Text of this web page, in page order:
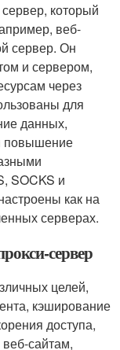
который
веб-
сервер. Он
и сервером,
через
для
данных,
повышение
SOCKS и
как на
серверах.
сервер
целей,
кэширование
доступа,
сайтам,